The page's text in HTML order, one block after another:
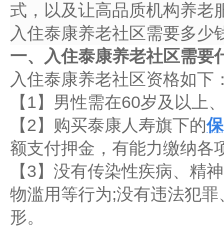
式，以及让高品质机构养老
入住泰康养老社区需要多少
一、入住泰康养老社区需要
入住泰康养老社区资格如下
【1】男性需在60岁及以上
【2】购买泰康人寿旗下的
额支付押金，有能力缴纳各
【3】没有传染性疾病、精
物滥用等行为;没有违法犯
形。